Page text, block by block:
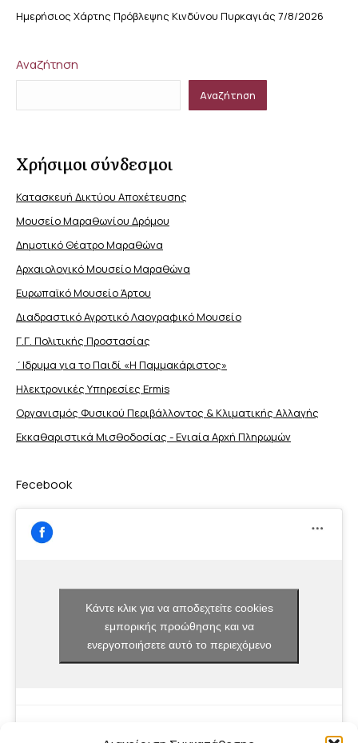
Ημερήσιος Χάρτης Πρόβλεψης Κινδύνου Πυρκαγιάς 7/8/2026
Αναζήτηση
Αναζήτηση
Χρήσιμοι σύνδεσμοι
Κατασκευή Δικτύου Αποχέτευσης
Μουσείο Μαραθωνίου Δρόμου
Δημοτικό Θέατρο Μαραθώνα
Αρχαιολογικό Μουσείο Μαραθώνα
Ευρωπαϊκό Μουσείο Άρτου
Διαδραστικό Αγροτικό Λαογραφικό Μουσείο
Γ.Γ. Πολιτικής Προστασίας
΄Ιδρυμα για το Παιδί «Η Παμμακάριστος»
Ηλεκτρονικές Υπηρεσίες Ermis
Οργανισμός Φυσικού Περιβάλλοντος & Κλιματικής Aλλαγής
Εκκαθαριστικά Μισθοδοσίας - Ενιαία Αρχή Πληρωμών
Fecebook
Κάντε κλικ για να αποδεχτείτε cookies
εμπορικής προώθησης και να
ενεργοποιήσετε αυτό το περιεχόμενο